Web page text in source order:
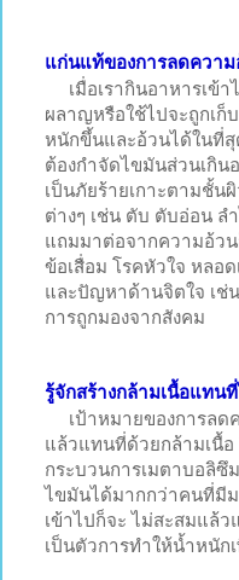
แก่นแท้ของการลดควา
เมื่อเรากินอาหารเข้า
ผลาญหรือใช้ไปจะถูกเก็
หนักขึ้นและอ้วนได้ในที่
ต้องกำจัดไขมันส่วนเกิน
เป็นภัยร้ายเกาะตามชั้น
ต่างๆ เช่น ตับ ตับอ่อน ล
แถมมาต่อจากความอ้วน
ข้อเสื่อม โรคหัวใจ หลอ
และปัญหาด้านจิตใจ เช่
การถูกมองจากสังคม
รู้จักสร้างกล้ามเนื้อแทน
เป้าหมายของการลด
แล้วแทนที่ด้วยกล้ามเนื้อ
กระบวนการเมตาบอลิซึ
ไขมันได้มากกว่าคนที่มี
เข้าไปก็จะ ไม่สะสมแล้
เป็นตัวการทำให้น้ำหนัก